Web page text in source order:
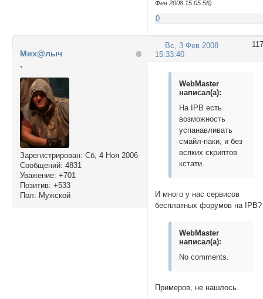
Фев 2008 15:05:56)
0
117
Вс, 3 Фев 2008
15:33:40
Мих@лыч
`
Зарегистрирован: Сб, 4 Ноя 2006
Сообщений: 4831
Уважение: +701
Позитив: +533
Пол: Мужской
WebMaster
написал(а):
На IPB есть
возможность
успанавливать
смайл-паки, и без
всяких скриптов
кстати.
И много у нас сервисов
бесплатных форумов на IPB?
WebMaster
написал(а):
No comments.
Примеров, не нашлось.